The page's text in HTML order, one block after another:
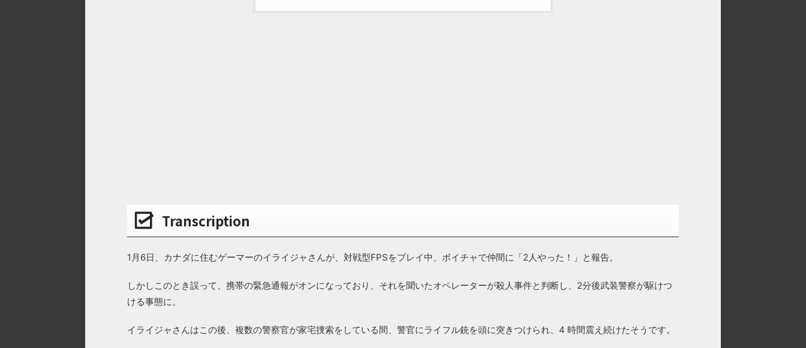
Transcription
1月6日、カナダに住むゲーマーのイライジャさんが、対戦型FPSをプレイ中、ボイチャで仲間に「2人やった！」と報告。
しかしこのとき誤って、携帯の緊急通報がオンになっており、それを聞いたオペレーターが殺人事件と判断し、2分後武装警察が駆けつ
ける事態に。
イライジャさんはこの後、複数の警察官が家宅捜索をしている間、警官にライフル銃を頭に突きつけられ、4 時間震え続けたそうです。